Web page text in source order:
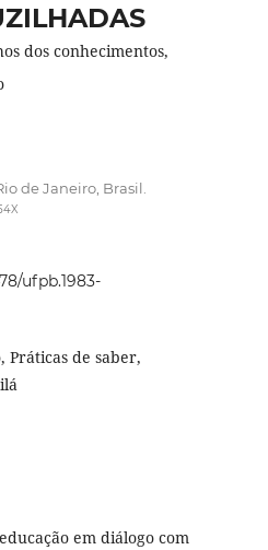
dos conhecimentos,
de Janeiro, Brasil.
ufpb.1983-
Práticas de saber,
em diálogo com